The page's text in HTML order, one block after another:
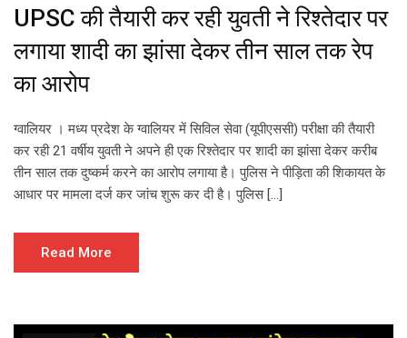
UPSC की तैयारी कर रही युवती ने रिश्तेदार पर
लगाया शादी का झांसा देकर तीन साल तक रेप
का आरोप
ग्वालियर । मध्य प्रदेश के ग्वालियर में सिविल सेवा (यूपीएससी) परीक्षा की तैयारी
कर रही 21 वर्षीय युवती ने अपने ही एक रिश्तेदार पर शादी का झांसा देकर करीब
तीन साल तक दुष्कर्म करने का आरोप लगाया है। पुलिस ने पीड़िता की शिकायत के
आधार पर मामला दर्ज कर जांच शुरू कर दी है। पुलिस […]
Read More